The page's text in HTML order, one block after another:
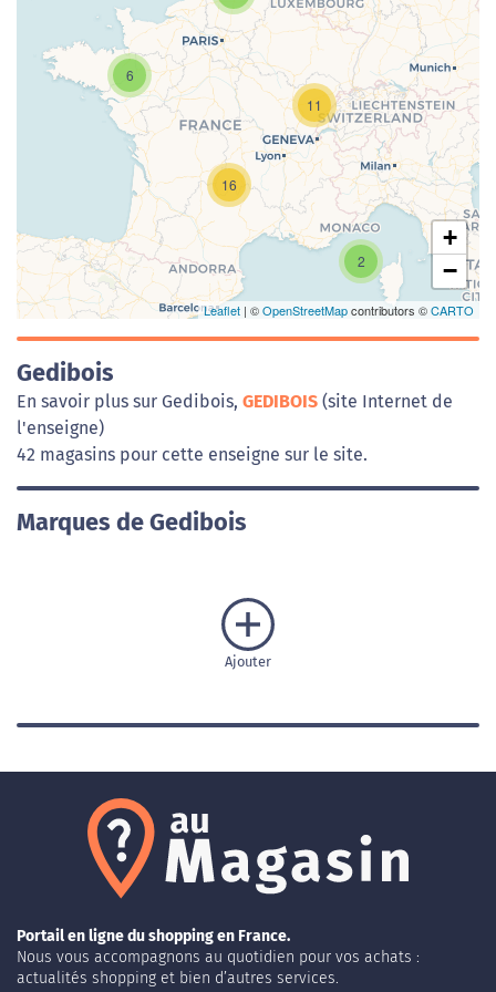
Chargement de la carte en cours...
6
11
2
16
+
−
Leaflet | ©OpenStreetMapcontributors ©CARTO
Gedibois
En savoir plus sur Gedibois, GEDIBOIS (site Internet de
l'enseigne)
42 magasins pour cette enseigne sur le site.
Marques de Gedibois
Ajouter
Portail en ligne du shopping en France.
Nous vous accompagnons au quotidien pour vos achats :
actualités shopping et bien d’autres services.